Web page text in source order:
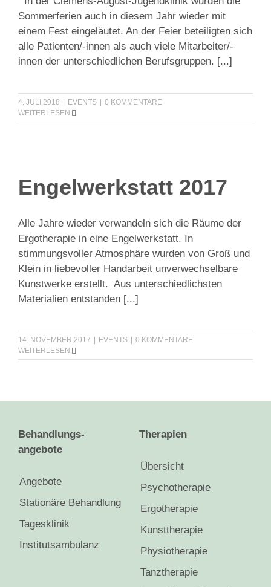
Sommerferien auch in diesem Jahr wieder mit
einem Fest eingeläutet. An der Feier beteiligten sich
alle Patienten/-innen als auch viele Mitarbeiter/-
innen der unterschiedlichen Berufsgruppen. [...]
4. JULI 2018 EVENTS
0 KOMMENTARE
WEITERLESEN
Engelwerkstatt 2017
Alle Jahre wieder verwandeln sich die Räume der
Ergotherapie in eine Engelwerkstatt. In
stimmungsvoller Atmosphäre wurden von Groß und
Klein in liebevoller Handarbeit unverwechselbare
Kunstwerke erstellt. Aus unterschiedlichsten
Materialien entstanden [...]
14. NOVEMBER 2017 EVENTS
0 KOMMENTARE
WEITERLESEN
Behandlungs-
angebote
Angebote
Stationäre Behandlung
Tagesklinik
Institutsambulanz
Therapien
Übersicht
Psychotherapie
Ergotherapie
Kunsttherapie
Physiotherapie
Tanztherapie